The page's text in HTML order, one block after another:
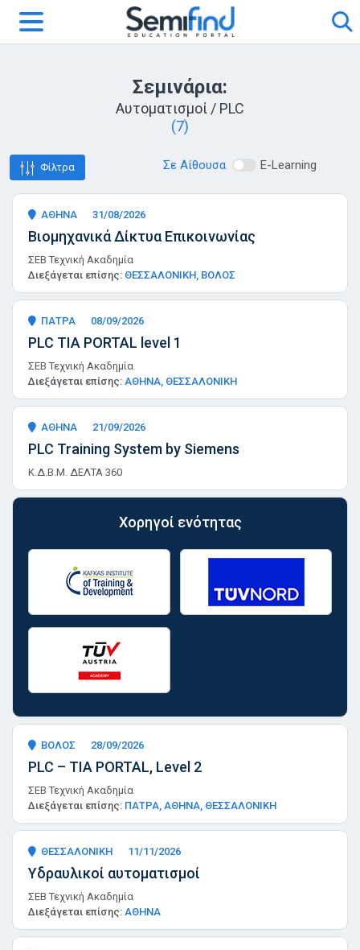
Σεμινάρια:
Αυτοματισμοί / PLC
(7)
Φίλτρα Σε Αίθουσα E-Learning
ΑΘΗΝΑ 31/08/2026
Βιομηχανικά Δίκτυα Επικοινωνίας
ΣΕΒ Τεχνική Ακαδημία
Διεξάγεται επίσης: ΘΕΣΣΑΛΟΝΙΚΗ, ΒΟΛΟΣ
ΠΑΤΡΑ 08/09/2026
PLC TIA PORTAL level 1
ΣΕΒ Τεχνική Ακαδημία
Διεξάγεται επίσης: ΑΘΗΝΑ, ΘΕΣΣΑΛΟΝΙΚΗ
ΑΘΗΝΑ 21/09/2026
PLC Training System by Siemens
Κ.Δ.Β.Μ. ΔΕΛΤΑ 360
Χορηγοί ενότητας
ΒΟΛΟΣ 28/09/2026
PLC – TIA PORTAL, Level 2
ΣΕΒ Τεχνική Ακαδημία
Διεξάγεται επίσης: ΠΑΤΡΑ, ΑΘΗΝΑ, ΘΕΣΣΑΛΟΝΙΚΗ
ΘΕΣΣΑΛΟΝΙΚΗ 11/11/2026
Υδραυλικοί αυτοματισμοί
ΣΕΒ Τεχνική Ακαδημία
Διεξάγεται επίσης: ΑΘΗΝΑ